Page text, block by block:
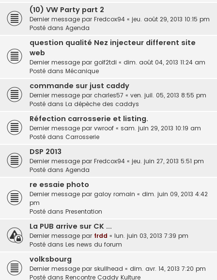
(10) VW Party part 2
Dernier message par Fredcox94 « jeu. août 29, 2013 10:15 pm
Posté dans Agenda
question qualité Nez injecteur different site
web
Dernier message par golf2tdi « dim. août 04, 2013 11:24 am
Posté dans Mécanique
commande sur just caddy
Dernier message par charles57 « ven. juil. 05, 2013 8:55 pm
Posté dans La dépèche des caddys
Réfection carrosserie et listing.
Dernier message par vwroof « sam. juin 29, 2013 10:19 am
Posté dans Carrosserie
DSP 2013
Dernier message par Fredcox94 « jeu. juin 27, 2013 5:51 pm
Posté dans Agenda
re essaie photo
Dernier message par galoy romain « dim. juin 09, 2013 4:42
pm
Posté dans Presentation
La PUB arrive sur CK ...
Dernier message par frdd « lun. juin 03, 2013 7:39 pm
Posté dans Les news du forum
volksbourg
Dernier message par skullhead « dim. avr. 14, 2013 7:20 pm
Posté dans Rencontre Caddy Kulture